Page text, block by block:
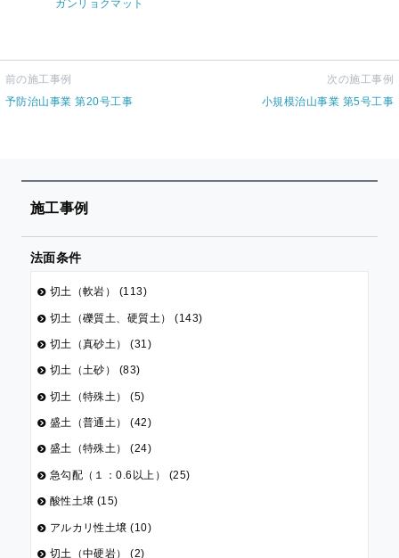
ガンリョクマット
前の施工事例
予防治山事業 第20号工事
次の施工事例
小規模治山事業 第5号工事
施工事例
法面条件
切土（軟岩） (113)
切土（礫質土、硬質土） (143)
切土（真砂土） (31)
切土（土砂） (83)
切土（特殊土） (5)
盛土（普通土） (42)
盛土（特殊土） (24)
急勾配（１：0.6以上） (25)
酸性土壌 (15)
アルカリ性土壌 (10)
切土（中硬岩） (2)